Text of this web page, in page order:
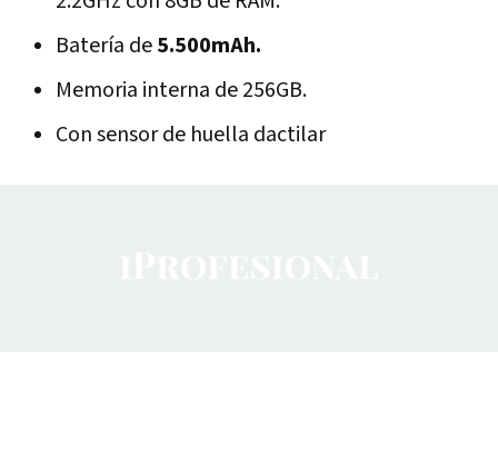
Batería de5.500mAh.
Memoria interna de 256GB.
Con sensor de huella dactilar